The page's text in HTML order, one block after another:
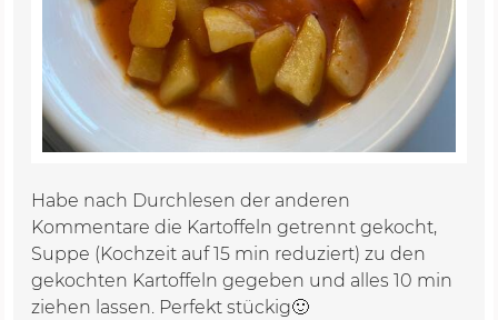
Habe nach Durchlesen der anderen
Kommentare die Kartoffeln getrennt gekocht,
Suppe (Kochzeit auf 15 min reduziert) zu den
gekochten Kartoffeln gegeben und alles 10 min
ziehen lassen. Perfekt stückig🙂